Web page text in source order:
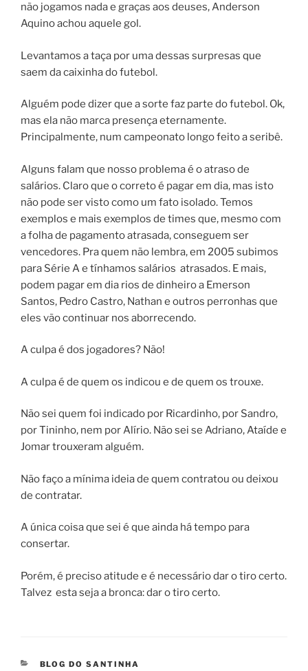
não jogamos nada e graças aos deuses, Anderson
Aquino achou aquele gol.
Levantamos a taça por uma dessas surpresas que
saem da caixinha do futebol.
Alguém pode dizer que a sorte faz parte do futebol. Ok,
mas ela não marca presença eternamente.
Principalmente, num campeonato longo feito a seribê.
Alguns falam que nosso problema é o atraso de
salários. Claro que o correto é pagar em dia, mas isto
não pode ser visto como um fato isolado. Temos
exemplos e mais exemplos de times que, mesmo com
a folha de pagamento atrasada, conseguem ser
vencedores. Pra quem não lembra, em 2005 subimos
para Série A e tínhamos salários atrasados. E mais,
podem pagar em dia rios de dinheiro a Emerson
Santos, Pedro Castro, Nathan e outros perronhas que
eles vão continuar nos aborrecendo.
A culpa é dos jogadores? Não!
A culpa é de quem os indicou e de quem os trouxe.
Não sei quem foi indicado por Ricardinho, por Sandro,
por Tininho, nem por Alírio. Não sei se Adriano, Ataíde e
Jomar trouxeram alguém.
Não faço a mínima ideia de quem contratou ou deixou
de contratar.
A única coisa que sei é que ainda há tempo para
consertar.
Porém, é preciso atitude e é necessário dar o tiro certo.
Talvez esta seja a bronca: dar o tiro certo.
CATEGORIAS
BLOG DO SANTINHA